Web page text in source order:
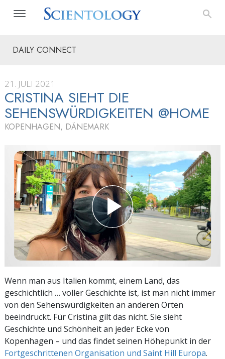
DAILY CONNECT
21. JULI 2021
CRISTINA SIEHT DIE
SEHENSWÜRDIGKEITEN @HOME
KOPENHAGEN, DÄNEMARK
Wenn man aus Italien kommt, einem Land, das
geschichtlich … voller Geschichte ist, ist man nicht immer
von den Sehenswürdigkeiten an anderen Orten
beeindruckt. Für Cristina gilt das nicht. Sie sieht
Geschichte und Schönheit an jeder Ecke von
Kopenhagen – und das findet seinen Höhepunkt in der
Fortgeschrittenen Organisation und Saint Hill Europa.